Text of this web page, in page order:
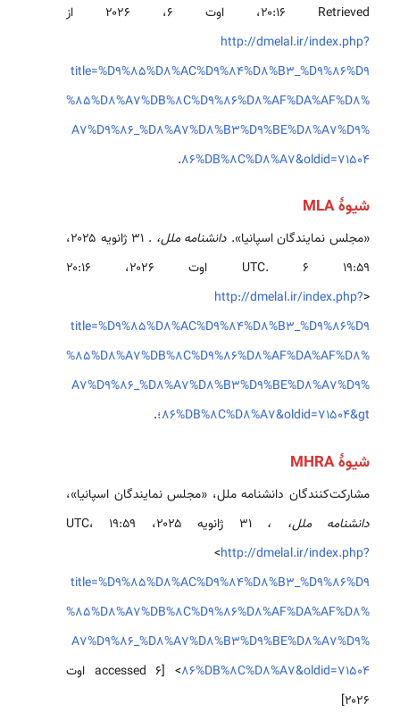
Retrieved ‏۲۰:۱۶، اوت ۶، ۲۰۲۶ از
http://dmelal.ir/index.php?
title=%D9%85%D8%AC%D9%84%D8%B3_%D9%86%D9
%85%D8%A7%DB%8C%D9%86%D8%AF%DA%AF%D8%
A7%D9%86_%D8%A7%D8%B3%D9%BE%D8%A7%D9%
86%DB%8C%D8%A7&oldid=71504
.
شیوهٔ MLA
«مجلس نمایندگان اسپانیا». دانشنامه ملل،
. ۳۱ ژانویه ۲۰۲۵،
‏۱۹:۵۹ UTC. ۶ اوت ۲۰۲۶، ‏۲۰:۱۶
<
http://dmelal.ir/index.php?
title=%D9%85%D8%AC%D9%84%D8%B3_%D9%86%D9
%85%D8%A7%DB%8C%D9%86%D8%AF%DA%AF%D8%
A7%D9%86_%D8%A7%D8%B3%D9%BE%D8%A7%D9%
86%DB%8C%D8%A7&oldid=71504&gt؛ .
شیوهٔ MHRA
مشارکت‌کنندگان دانشنامه ملل، «مجلس نمایندگان اسپانیا»،
دانشنامه ملل، ،
۳۱ ژانویه ۲۰۲۵، ‏۱۹:۵۹ UTC،
<http://dmelal.ir/index.php?
title=%D9%85%D8%AC%D9%84%D8%B3_%D9%86%D9
%85%D8%A7%DB%8C%D9%86%D8%AF%DA%AF%D8%
A7%D9%86_%D8%A7%D8%B3%D9%BE%D8%A7%D9%
86%DB%8C%D8%A7&oldid=71504
> [accessed ۶ اوت
۲۰۲۶]